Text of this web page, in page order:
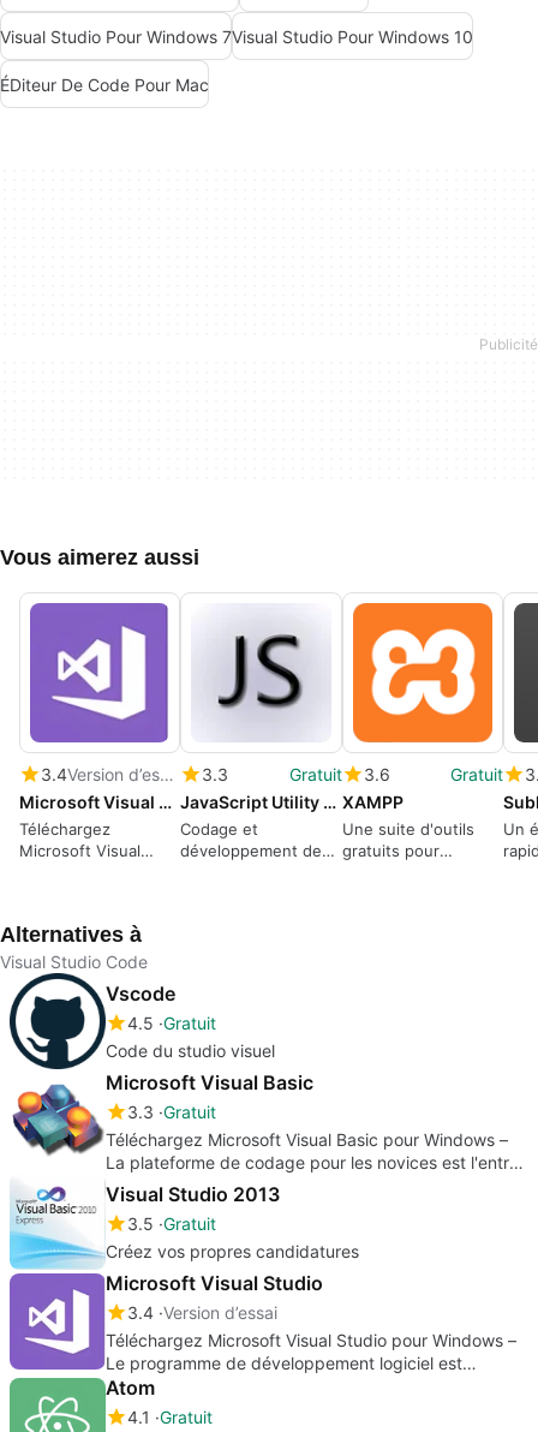
Visual Studio Pour Windows 7Visual Studio Pour Windows 10
ÉDiteur De Code Pour Mac
Vous aimerez aussi
3.4
Version d’essai
Microsoft Visual Studio
Téléchargez
Microsoft Visual
logiciel est
maintenant
disponible dans
Microsoft 365
3.3
Gratuit
JavaScript Utility Suite
Codage et
développement de
3.6
Gratuit
XAMPP
Une suite d'outils
gratuits pour
Un
Alternatives à
Visual Studio Code
Vscode
4.5 Gratuit
Code du studio visuel
Microsoft Visual Basic
3.3 Gratuit
Téléchargez Microsoft Visual Basic pour Windows –
La plateforme de codage pour les novices est l'entrée
parfaite dans la programmation
Visual Studio 2013
3.5 Gratuit
Créez vos propres candidatures
Microsoft Visual Studio
3.4 Version d’essai
Téléchargez Microsoft Visual Studio pour Windows –
Le programme de développement logiciel est
maintenant disponible dans Microsoft 365
Atom
4.1 Gratuit